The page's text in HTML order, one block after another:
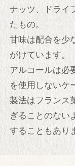
ナッツ、ドライ
たもの。
甘味は配合を少
がけています。
アルコールは必
を使用しないケ
製法はフランス
ぎることのない
することもあり
プライバシ
宿泊約款
会社案内
求人情
Language
日本語
English